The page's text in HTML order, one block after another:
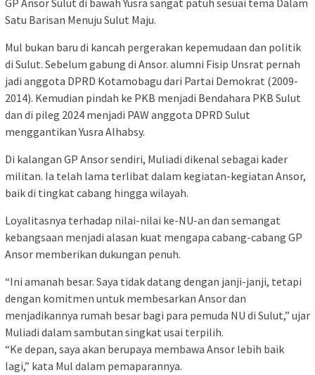
Satu Barisan Menuju Sulut Maju.
Mul bukan baru di kancah pergerakan kepemudaan dan politik
di Sulut. Sebelum gabung di Ansor. alumni Fisip Unsrat pernah
jadi anggota DPRD Kotamobagu dari Partai Demokrat (2009-
2014). Kemudian pindah ke PKB menjadi Bendahara PKB Sulut
dan di pileg 2024 menjadi PAW anggota DPRD Sulut
menggantikan Yusra Alhabsy.
Di kalangan GP Ansor sendiri, Muliadi dikenal sebagai kader
militan. Ia telah lama terlibat dalam kegiatan-kegiatan Ansor,
baik di tingkat cabang hingga wilayah.
Loyalitasnya terhadap nilai-nilai ke-NU-an dan semangat
kebangsaan menjadi alasan kuat mengapa cabang-cabang GP
Ansor memberikan dukungan penuh.
“Ini amanah besar. Saya tidak datang dengan janji-janji, tetapi
dengan komitmen untuk membesarkan Ansor dan
menjadikannya rumah besar bagi para pemuda NU di Sulut,” ujar
Muliadi dalam sambutan singkat usai terpilih.
“Ke depan, saya akan berupaya membawa Ansor lebih baik
lagi,” kata Mul dalam pemaparannya.